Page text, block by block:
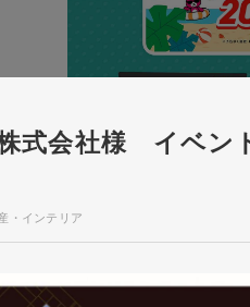
式会社様 イベン
・インテリア